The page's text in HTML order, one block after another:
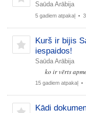
Saūda Arābija
5 gadiem atpakaļ •
Kurš ir bijis
iespaidos!
Saūda Arābija
ko ir vērts
15 gadiem atpakaļ •
Kādi